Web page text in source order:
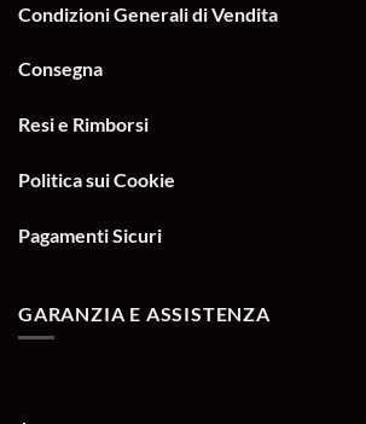
Condizioni Generali di Vendita
Consegna
Resi e Rimborsi
Politica sui Cookie
Pagamenti Sicuri
GARANZIA E ASSISTENZA